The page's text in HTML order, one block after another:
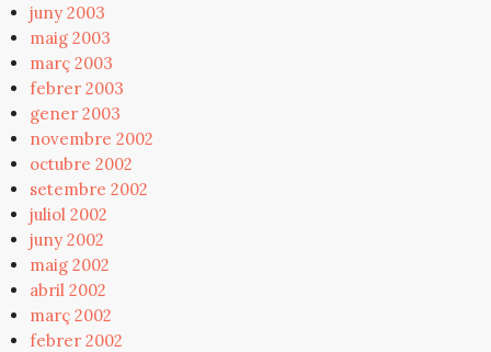
juny 2003
maig 2003
març 2003
febrer 2003
gener 2003
novembre 2002
octubre 2002
setembre 2002
juliol 2002
juny 2002
maig 2002
abril 2002
març 2002
febrer 2002